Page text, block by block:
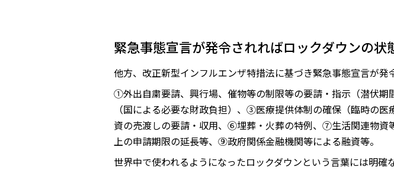
緊急事態宣言が発令されればロックダウンの状
他方、改正新型インフルエンザ特措法に基づき緊急事態宣言が発
①外出自粛要請、興行場、催物等の制限等の要請・指示（潜伏
（国による必要な財政負担）、③医療提供体制の確保（臨時の
資の売渡しの要請・収用、⑥埋葬・火葬の特例、⑦生活関連物
上の申請期限の延長等、⑨政府関係金融機関等による融資等。
世界中で使われるようになったロックダウンという言葉には明